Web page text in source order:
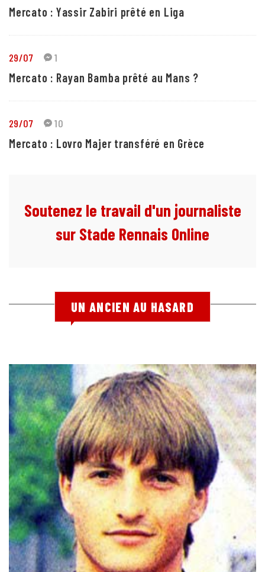
Mercato : Yassir Zabiri prêté en Liga
29/07 1
Mercato : Rayan Bamba prêté au Mans ?
29/07 10
Mercato : Lovro Majer transféré en Grèce
Soutenez le travail d'un journaliste
sur Stade Rennais Online
UN ANCIEN AU HASARD